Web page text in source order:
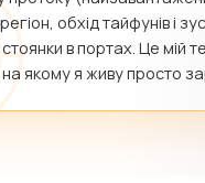
обхід тайфунів і
в портах. Це мій
на якому я живу просто